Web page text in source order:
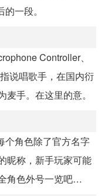
一段。
Controller、
说唱歌手，在国内衍
手。在这里的意。
个角色除了官方名字
昵称，新手玩家可能
角色外号一览吧…